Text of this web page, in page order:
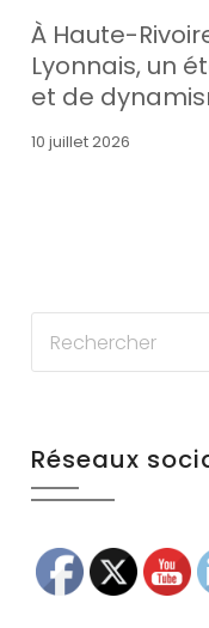
À Haute-
Lyonnais, un
et de
10 juillet 2026
Réseaux